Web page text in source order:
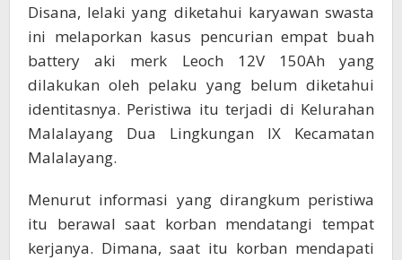
Disana, lelaki yang diketahui karyawan swasta
ini melaporkan kasus pencurian empat buah
battery aki merk Leoch 12V 150Ah yang
dilakukan oleh pelaku yang belum diketahui
identitasnya. Peristiwa itu terjadi di Kelurahan
Malalayang Dua Lingkungan IX Kecamatan
Malalayang.
Menurut informasi yang dirangkum peristiwa
itu berawal saat korban mendatangi tempat
kerjanya. Dimana, saat itu korban mendapati